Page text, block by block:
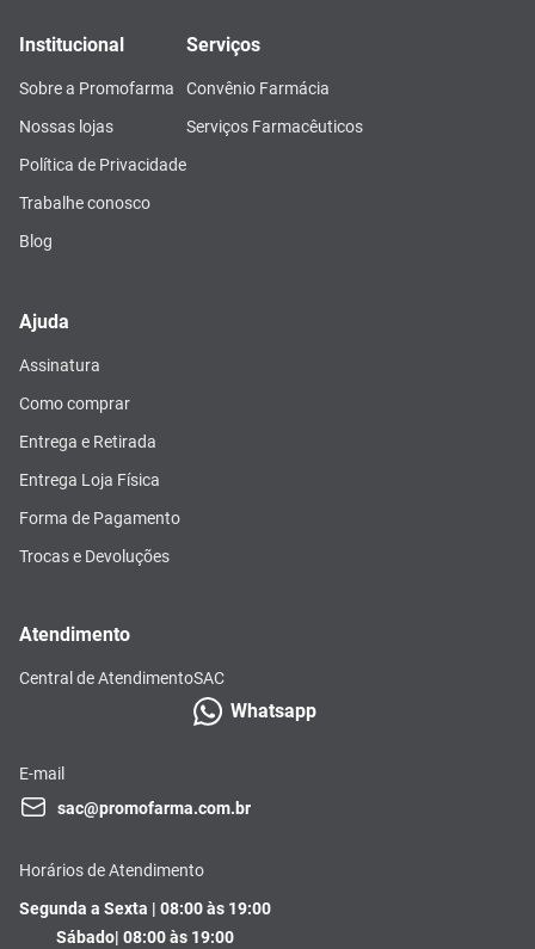
Institucional
Sobre a Promofarma
Nossas lojas
Política de Privacidade
Trabalhe conosco
Blog
Serviços
Convênio Farmácia
Serviços Farmacêuticos
Ajuda
Assinatura
Como comprar
Entrega e Retirada
Entrega Loja Física
Forma de Pagamento
Trocas e Devoluções
Atendimento
Central de AtendimentoSAC
Whatsapp
E-mail
sac@promofarma.com.br
Horários de Atendimento
Segunda a Sexta | 08:00 às 19:00
Sábado| 08:00 às 19:00